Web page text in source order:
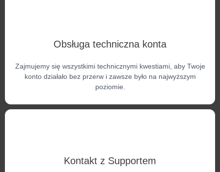
Obsługa techniczna konta
Zajmujemy się wszystkimi technicznymi kwestiami, aby Twoje
konto działało bez przerw i zawsze było na najwyższym
poziomie.
Kontakt z Supportem